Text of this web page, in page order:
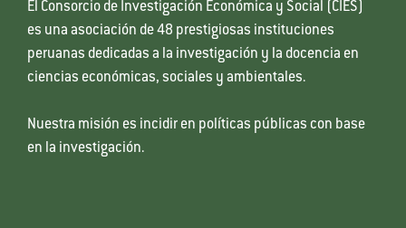
El Consorcio de Investigación Económica y Social (CIES)
es una asociación de 48 prestigiosas instituciones
peruanas dedicadas a la investigación y la docencia en
ciencias económicas, sociales y ambientales.
Nuestra misión es incidir en políticas públicas con base
en la investigación.